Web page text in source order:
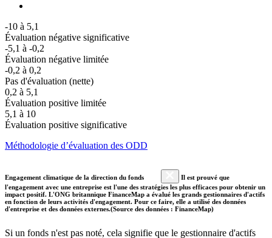
-10 à 5,1
Évaluation négative significative
-5,1 à -0,2
Évaluation négative limitée
-0,2 à 0,2
Pas d'évaluation (nette)
0,2 à 5,1
Évaluation positive limitée
5,1 à 10
Évaluation positive significative
Méthodologie d’évaluation des ODD
Engagement climatique de la direction du fonds
Il est prouvé que
l'engagement avec une entreprise est l'une des stratégies les plus efficaces pour obtenir un
impact positif. L'ONG britannique FinanceMap a évalué les grands gestionnaires d'actifs
en fonction de leurs activités d'engagement. Pour ce faire, elle a utilisé des données
d'entreprise et des données externes.(Source des données : FinanceMap)
Si un fonds n'est pas noté, cela signifie que le gestionnaire d'actifs